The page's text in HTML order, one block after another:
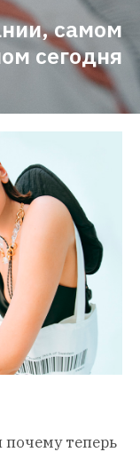
самом
сегодня
теперь